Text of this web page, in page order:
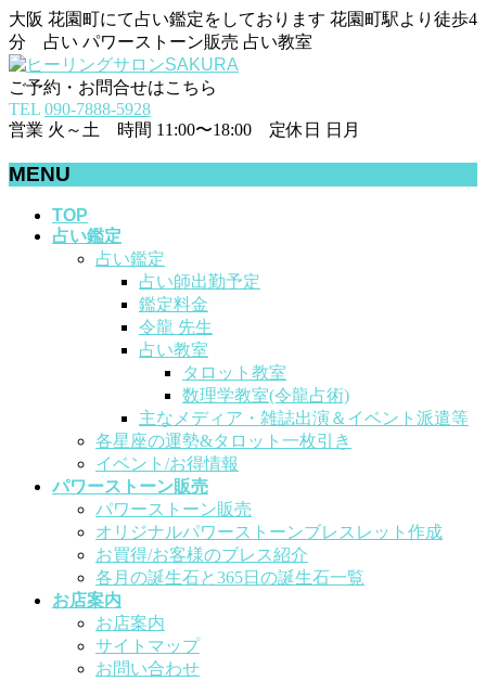
大阪 花園町にて占い鑑定をしております 花園町駅より徒歩4
分 占い パワーストーン販売 占い教室
ご予約・お問合せはこちら
TEL 090-7888-5928
営業 火～土 時間 11:00〜18:00 定休日 日月
MENU
TOP
占い鑑定
占い鑑定
占い師出勤予定
鑑定料金
令龍 先生
占い教室
タロット教室
数理学教室(令龍占術)
主なメディア・雑誌出演＆イベント派遣等
各星座の運勢&タロット一枚引き
イベント/お得情報
パワーストーン販売
パワーストーン販売
オリジナルパワーストーンブレスレット作成
お買得/お客様のブレス紹介
各月の誕生石と365日の誕生石一覧
お店案内
お店案内
サイトマップ
お問い合わせ